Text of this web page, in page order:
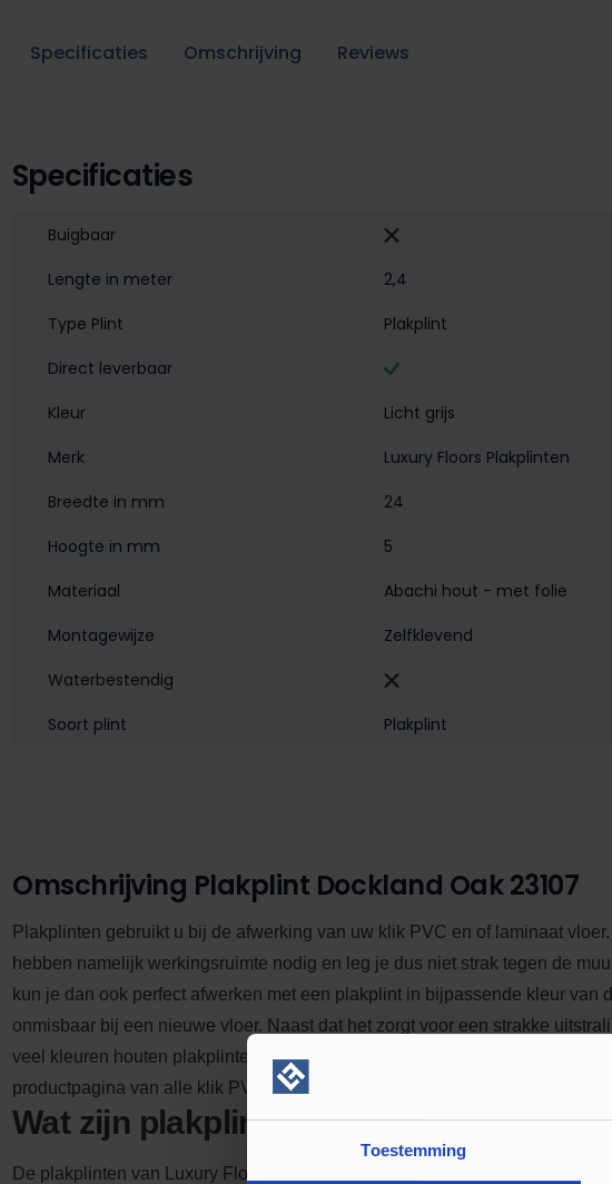
Toestemming
Specificaties Omschrijving Reviews
Specificaties
Buigbaar
Lengte in meter
2,4
Type Plint
Plakplint
Direct leverbaar
Kleur
Licht grijs
Merk
Luxury Floors Plakplinten
Breedte in mm
24
Hoogte in mm
5
Materiaal
Abachi hout - met folie
Montagewijze
Zelfklevend
Waterbestendig‎
Soort plint
Plakplint
Omschrijving Plakplint Dockland Oak 23107
Plakplinten gebruikt u bij de afwerking van uw klik PVC en of laminaat
hebben namelijk werkingsruimte nodig en leg je dus niet strak tegen de
kun je dan ook perfect afwerken met een plakplint in bijpassende kleur van
onmisbaar bij een nieuwe vloer. Naast dat het zorgt voor een strakke
veel kleuren houten plakplinten in het assortiment. Je vind de best
productpagina van alle klik PVC en laminaat vloeren. Er zit dus altijd wat
Wat zijn plakplinten?
De plakplinten van Luxury Floors zijn gemaakt van hout. De onderkant van